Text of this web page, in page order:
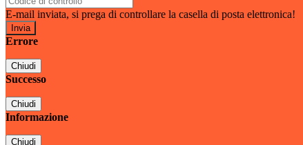
E-mail inviata, si prega di controllare la casella di posta elettronica!
Errore
Chiudi
Successo
Chiudi
Informazione
Chiudi